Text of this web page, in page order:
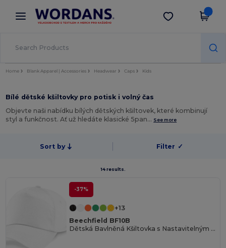
× Aplikace Wordans
Lepší ceny v aplikaci!
Stáhnout app
Home Blank Apparel | Accessories Headwear Caps Kids
Bílé dětské kšiltovky pro potisk i volný čas
Objevte naši nabídku bílých dětských kšiltovek, které kombinují
styl a funkčnost. Ať už hledáte klasické 5pan… See more
Sort by Filter ✓
14 results.
-37%
+13
Beechfield BF10B
Dětská Bavlněná Kšiltovka s Nastavitelným Zapínáním